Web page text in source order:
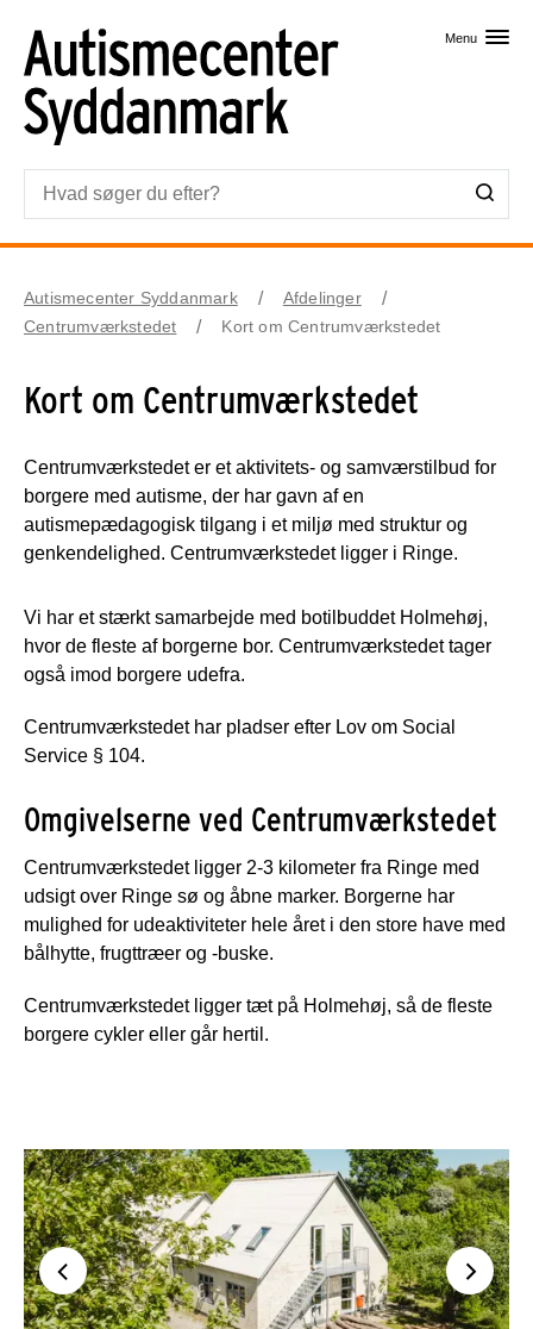
Menu
Autismecenter Syddanmark
Afdelinger
Centrumværkstedet
Kort om Centrumværkstedet
Kort om Centrumværkstedet
Centrumværkstedet er et aktivitets- og samværstilbud for
borgere med autisme, der har gavn af en
autismepædagogisk tilgang i et miljø med struktur og
genkendelighed. Centrumværkstedet ligger i Ringe.
Vi har et stærkt samarbejde med botilbuddet Holmehøj,
hvor de fleste af borgerne bor. Centrumværkstedet tager
også imod borgere udefra.
Centrumværkstedet har pladser efter Lov om Social
Service § 104.
Omgivelserne ved Centrumværkstedet
Centrumværkstedet ligger 2-3 kilometer fra Ringe med
udsigt over Ringe sø og åbne marker. Borgerne har
mulighed for udeaktiviteter hele året i den store have med
bålhytte, frugttræer og -buske.
Centrumværkstedet ligger tæt på Holmehøj, så de fleste
borgere cykler eller går hertil.